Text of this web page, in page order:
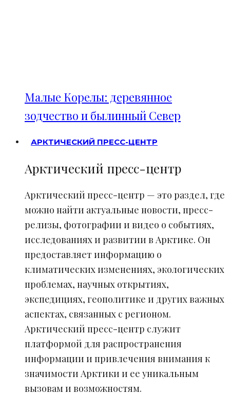
Малые Корелы: деревянное
зодчество и былинный Север
АРКТИЧЕСКИЙ ПРЕСС-ЦЕНТР
Арктический пресс-центр
Арктический пресс-центр — это раздел, где
можно найти актуальные новости, пресс-
релизы, фотографии и видео о событиях,
исследованиях и развитии в Арктике. Он
предоставляет информацию о
климатических изменениях, экологических
проблемах, научных открытиях,
экспедициях, геополитике и других важных
аспектах, связанных с регионом.
Арктический пресс-центр служит
платформой для распространения
информации и привлечения внимания к
значимости Арктики и ее уникальным
вызовам и возможностям.